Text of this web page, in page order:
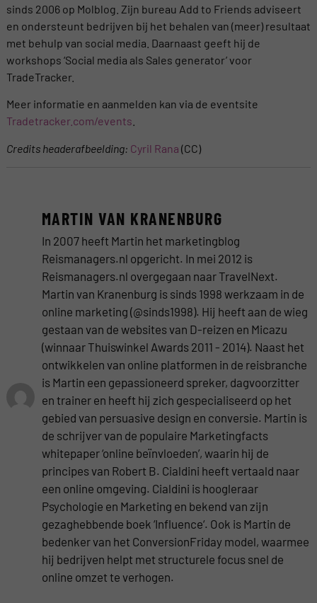
sinds 2006 op Molblog. Zijn bureau Add to Friends adviseert
en ondersteunt bedrijven bij het behalen van (meer) resultaat
met behulp van social media. Daarnaast geeft hij de
workshops ‘Social media als Sales generator’ voor
TradeTracker.
Meer informatie en aanmelden kan via de eventsite
Tradetracker.com/events
Credits headerafbeelding: Cyril Rana (CC)
MARTIN VAN KRANENBURG
In 2007 heeft Martin het marketingblog
Reismanagers.nl opgericht. In mei 2012 is
Reismanagers.nl overgegaan naar TravelNext.
Martin van Kranenburg is sinds 1998 werkzaam in de
online marketing (@sinds1998). Hij heeft aan de wieg
gestaan van de websites van D-reizen en Micazu
(winnaar Thuiswinkel Awards 2011 - 2014). Naast het
ontwikkelen van online platformen in de reisbranche
is Martin een gepassioneerd spreker, dagvoorzitter
en trainer en heeft hij zich gespecialiseerd op het
gebied van persuasive design en conversie. Martin is
de schrijver van de populaire Marketingfacts
whitepaper ‘online beïnvloeden’, waarin hij de
principes van Robert B. Cialdini heeft vertaald naar
een online omgeving. Cialdini is hoogleraar
Psychologie en Marketing en bekend van zijn
gezaghebbende boek ‘Influence‘. Ook is Martin de
bedenker van het ConversionFriday model, waarmee
hij bedrijven helpt met structurele focus snel de
online omzet te verhogen.